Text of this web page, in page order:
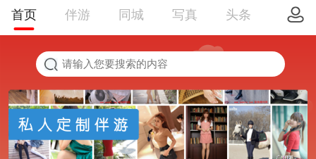
首页 伴游 同城 写真 头条